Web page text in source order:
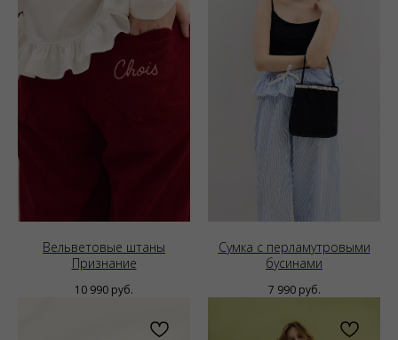
Вельветовые штаны
Признание
10 990 руб.
Сумка с перламутровыми
бусинами
7 990 руб.